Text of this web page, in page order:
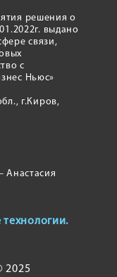
решения о
выдано
связи,
с
Ньюс»
г.Киров,
Анастасия
2025